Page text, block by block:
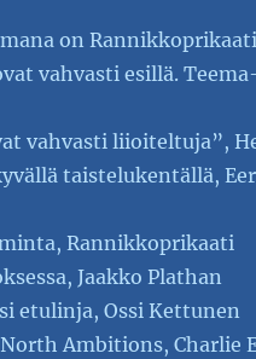
on
vahvasti esillä.
vahvasti liioiteltuja”,
taistelukentällä,
Rannikkoprikaati
Jaakko Plathan
etulinja, Ossi Kettunen
Ambitions, Charlie